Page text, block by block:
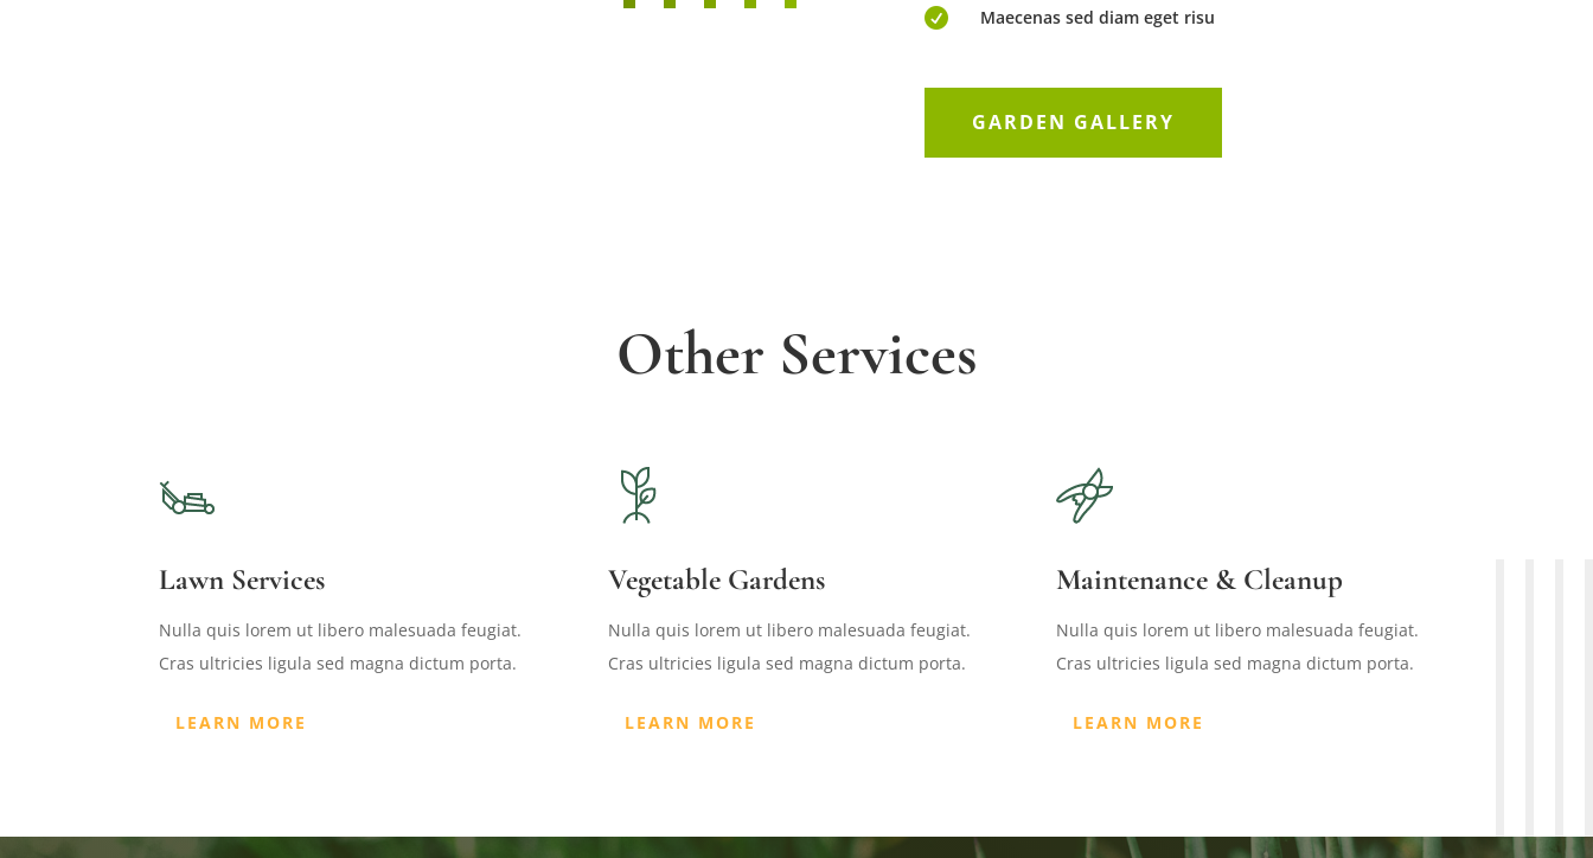
 Maecenas sed diam eget risu
GARDEN GALLERY
Other Services
Lawn Services
Nulla quis lorem ut libero malesuada feugiat.
Cras ultricies ligula sed magna dictum porta.
LEARN MORE
Vegetable Gardens
Nulla quis lorem ut libero malesuada feugiat.
Cras ultricies ligula sed magna dictum porta.
LEARN MORE
Maintenance & Cleanup
Nulla quis lorem ut libero malesuada feugiat.
Cras ultricies ligula sed magna dictum porta.
LEARN MORE